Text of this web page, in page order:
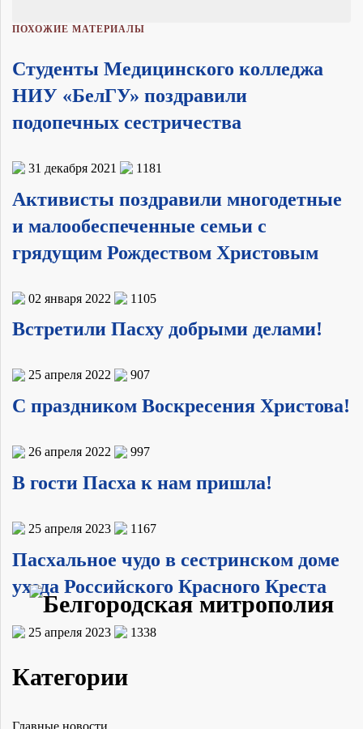
ПОХОЖИЕ МАТЕРИАЛЫ
Студенты Медицинского колледжа
НИУ «БелГУ» поздравили
подопечных сестричества
31 декабря 2021 1181
Активисты поздравили многодетные
и малообеспеченные семьи с
грядущим Рождеством Христовым
02 января 2022 1105
Встретили Пасху добрыми делами!
25 апреля 2022 907
С праздником Воскресения Христова!
26 апреля 2022 997
В гости Пасха к нам пришла!
25 апреля 2023 1167
Пасхальное чудо в сестринском доме
ухода Российского Красного Креста
25 апреля 2023 1338
Категории
Главные новости